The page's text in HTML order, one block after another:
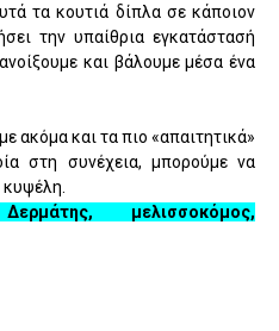
τα κουτιά δίπλα σε κάποιον
την υπαίθρια εγκατάστασή
και βάλουμε μέσα ένα
ακόμα και τα πιο «απαιτητικά»
στη συνέχεια, μπορούμε να
κυψέλη.
μελισσοκόμος,